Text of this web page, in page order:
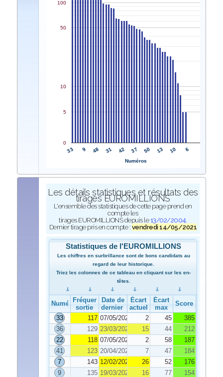
33 9 48 31 42 37 50 13 10 6
0
5
10
50
100
Numéros
Les détails statistiques et résultats des
tirages EUROMILLIONS
L'ensemble des statistiques de cette page prend en
compte les
tirages EUROMILLIONS depuis le 13/02/2004.
Dernier tirage pris en compte : vendredi 14/05/2021
Statistiques de l'EUROMILLIONS
Les chiffres en surbrillance sont de bons candidats au
regard de leur historique.
Triez les colonnes de ce tableau en cliquant sur les en-
têtes.
NuméroFréquence de
sortie
Date de
dernier tirage
Écart
actuel
Écart
max
Score
33
117 07/05/2021 2 45
385
36
129 23/03/2021 15 44
212
22
118 07/05/2021 2 58
187
41
123 20/04/2021 7 47
184
7
143 12/02/2021 26 52
176
9
135 19/03/2021 16 77
154